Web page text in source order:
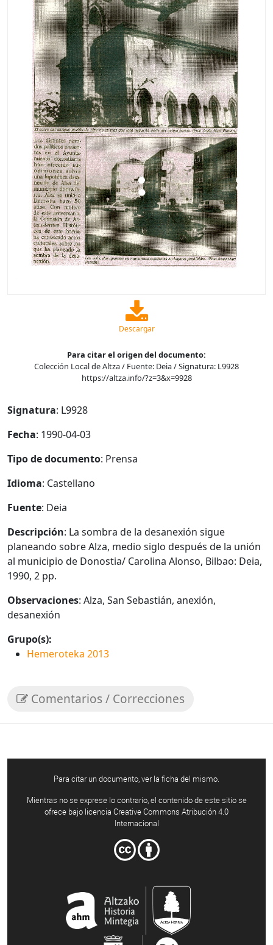
Descargar
Para citar el origen del documento:
Colección Local de Altza / Fuente: Deia / Signatura: L9928
https://altza.info/?z=3&x=9928
Signatura: L9928
Fecha: 1990-04-03
Tipo de documento: Prensa
Idioma: Castellano
Fuente: Deia
Descripción: La sombra de la desanexión sigue
planeando sobre Alza, medio siglo después de la unión
al municipio de Donostia/ Carolina Alonso, Bilbao: Deia,
1990, 2 pp.
Observaciones: Alza, San Sebastián, anexión,
desanexión
Grupo(s):
Hemeroteka 2013
Comentarios / Correcciones
Para citar un documento, ver la ficha del mismo.
Mientras no se exprese lo contrario, el contenido de este sitio se
ofrece bajo licencia Creative Commons Atribución 4.0
Internacional